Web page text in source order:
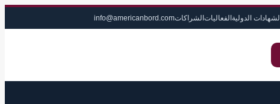
الشهادات الدولية الفعاليات الشراكاتinfo@americanbord.com